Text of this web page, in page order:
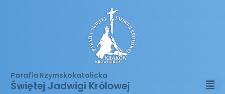
Parafia Rzymskokatolicka
Świętej Jadwigi Królowej